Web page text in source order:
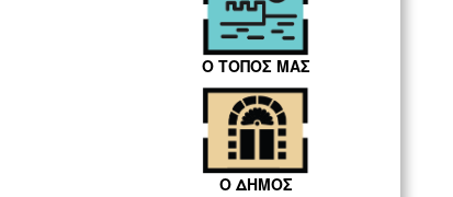
Ο ΤΟΠΟΣ ΜΑΣ
Ο ΔΗΜΟΣ